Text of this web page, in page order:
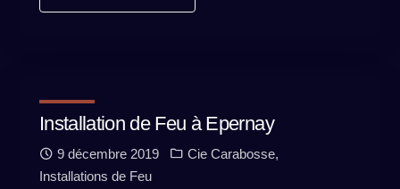
Installation de Feu à Epernay
9 décembre 2019 Cie Carabosse,
Installations de Feu